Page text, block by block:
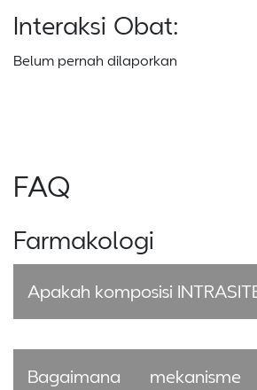
Interaksi Obat:
Belum pernah dilaporkan
FAQ
Farmakologi
Apakah komposisi
Bagaimana